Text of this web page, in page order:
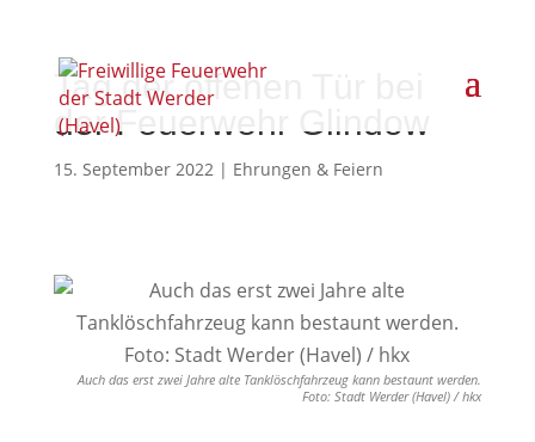
Tag der offenen Tür bei
der Feuerwehr Glindow
15. September 2022| Ehrungen & Feiern
Auch das erst zwei Jahre alte Tanklöschfahrzeug kann bestaunt werden.
Foto: Stadt Werder (Havel) / hkx